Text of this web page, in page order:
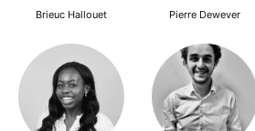
Brieuc Hallouet Pierre Dewever